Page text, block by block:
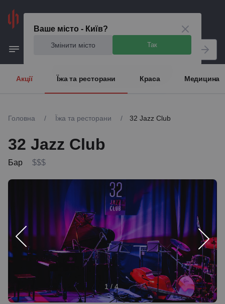
Ваше місто - Київ?
Змінити місто Так
Акції Їжа та ресторани Краса Медицина
Головна / Їжа та ресторани / 32 Jazz Club
32 Jazz Club
Бар $$$
1 / 4